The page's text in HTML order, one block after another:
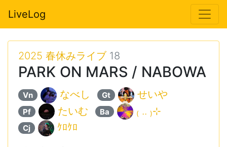
LiveLog
2025 春休みライブ18
PARK ON MARS / NABOWA
Vn なべし Gt せいや
Pf たいむ Ba ₍ .. ₎⊹
Cj ｹﾛｹﾛ